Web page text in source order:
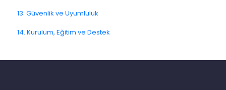
4.12. Kanal Sorunlarına Çözümler
Link Kanalı
13. Güvenlik ve Uyumluluk
14. Kurulum, Eğitim ve Destek